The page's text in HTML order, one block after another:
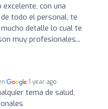
excelente, con una
todo el personal, te
detalle lo cual te
muy profesionales...
1 year ago
tema de salud,